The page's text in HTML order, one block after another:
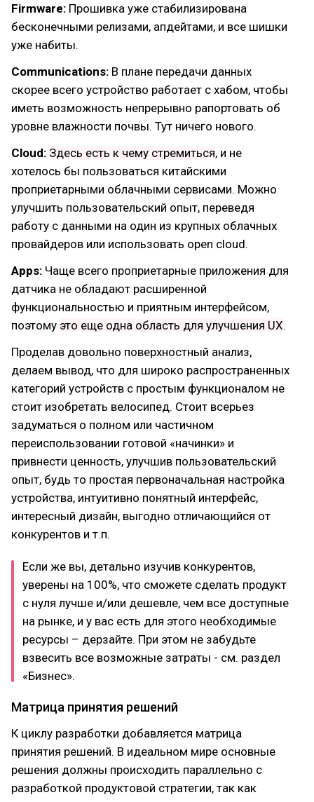
Firmware: Прошивка уже стабилизирована
бесконечными релизами, апдейтами, и все шишки
уже набиты.
Communications: В плане передачи данных
скорее всего устройство работает с хабом, чтобы
иметь возможность непрерывно рапортовать об
уровне влажности почвы. Тут ничего нового.
Cloud: Здесь есть к чему стремиться, и не
хотелось бы пользоваться китайскими
проприетарными облачными сервисами. Можно
улучшить пользовательский опыт, переведя
работу с данными на один из крупных облачных
провайдеров или использовать open cloud.
Apps: Чаще всего проприетарные приложения для
датчика не обладают расширенной
функциональностью и приятным интерфейсом,
поэтому это еще одна область для улучшения UX.
Проделав довольно поверхностный анализ,
делаем вывод, что для широко распространенных
категорий устройств с простым функционалом не
стоит изобретать велосипед. Стоит всерьез
задуматься о полном или частичном
переиспользовании готовой «начинки» и
привнести ценность, улучшив пользовательский
опыт, будь то простая первоначальная настройка
устройства, интуитивно понятный интерфейс,
интересный дизайн, выгодно отличающийся от
конкурентов и т.п.
Если же вы, детально изучив конкурентов,
уверены на 100%, что сможете сделать продукт
с нуля лучше и/или дешевле, чем все доступные
на рынке, и у вас есть для этого необходимые
ресурсы – дерзайте. При этом не забудьте
взвесить все возможные затраты - см. раздел
«Бизнес».
Матрица принятия решений
К циклу разработки добавляется матрица
принятия решений. В идеальном мире основные
решения должны происходить параллельно с
разработкой продуктовой стратегии, так как